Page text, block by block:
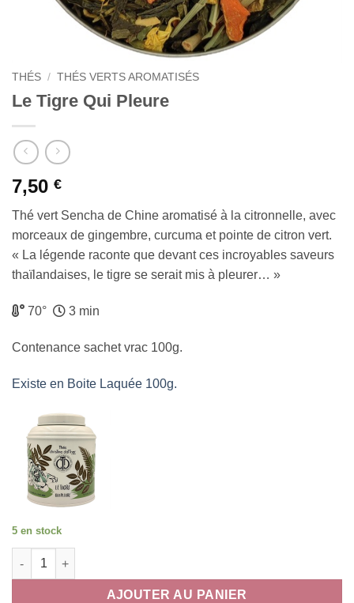
THÉS / THÉS VERTS AROMATISÉS
Le Tigre Qui Pleure
7,50 €
Thé vert Sencha de Chine aromatisé à la citronnelle, avec
morceaux de gingembre, curcuma et pointe de citron vert.
« La légende raconte que devant ces incroyables saveurs
thaïlandaises, le tigre se serait mis à pleurer… »
70° 3 min
Contenance sachet vrac 100g.
Existe en Boite Laquée 100g.
5 en stock
quantité de Le Tigre Qui Pleure
AJOUTER AU PANIER